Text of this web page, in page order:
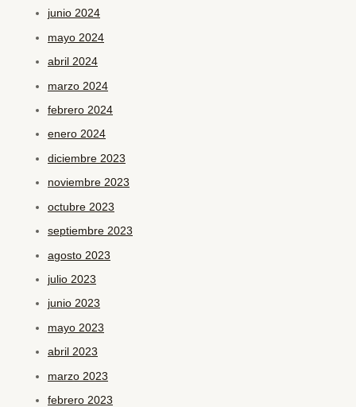
junio 2024
mayo 2024
abril 2024
marzo 2024
febrero 2024
enero 2024
diciembre 2023
noviembre 2023
octubre 2023
septiembre 2023
agosto 2023
julio 2023
junio 2023
mayo 2023
abril 2023
marzo 2023
febrero 2023